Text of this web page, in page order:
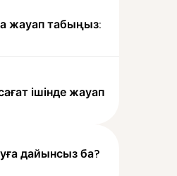
жауап табыңыз:
ішінде жауап
дайынсыз ба?